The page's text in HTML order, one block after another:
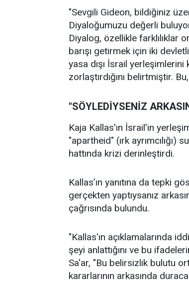
"Sevgili Gideon, bildiğiniz
Diyaloğumuzu değerli
Diyalog, özellikle farklılıklar
barışı getirmek için iki
yasa dışı İsrail
zorlaştırdığını belirtmiştir.
"SÖYLEDİYSENİZ
Kaja Kallas'ın İsrail’in
"apartheid" (ırk ayrımcılığı)
hattında krizi derinleştirdi.
Kallas’ın yanıtına da tepki
gerçekten yaptıysanız
çağrısında bulundu.
"Kallas'ın açıklamalarında
şeyi anlattığını ve bu
Sa'ar, "Bu belirsizlik bulutu
kararlarının arkasında